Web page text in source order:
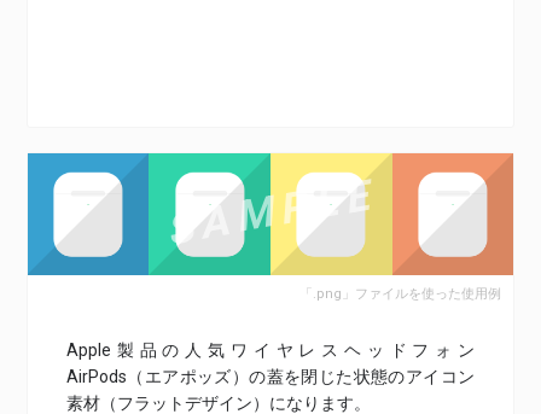
「.png」ファイルを使った使用例
Apple製品の人気ワイヤレスヘッドフォン
AirPods（エアポッズ）の蓋を閉じた状態のアイコン
素材（フラットデザイン）になります。